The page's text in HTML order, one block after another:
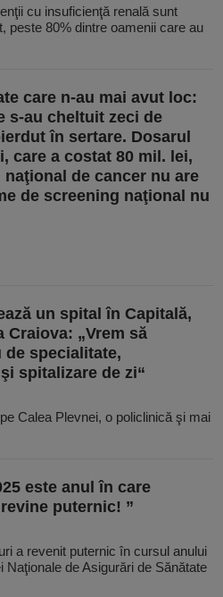
cu insuficienţă renală sunt
peste 80% dintre oamenii care au
care n-au mai avut loc:
s-au cheltuit zeci de
în sertare. Dosarul
care a costat 80 mil. lei,
de cancer nu are
de screening naţional nu
un spital în Capitală,
Craiova: „Vrem să
specialitate,
spitalizare de zi“
Calea Plevnei, o policlinică şi mai
este anul în care
puternic! ”
a revenit puternic în cursul anului
de Asigurări de Sănătate